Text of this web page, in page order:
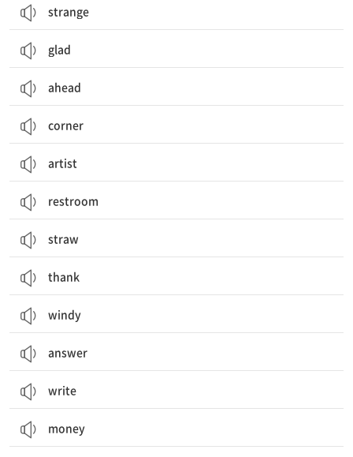
strange
glad
ahead
corner
artist
restroom
straw
thank
windy
answer
write
money